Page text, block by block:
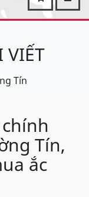
VIẾT
Tín
Tín,
ắc